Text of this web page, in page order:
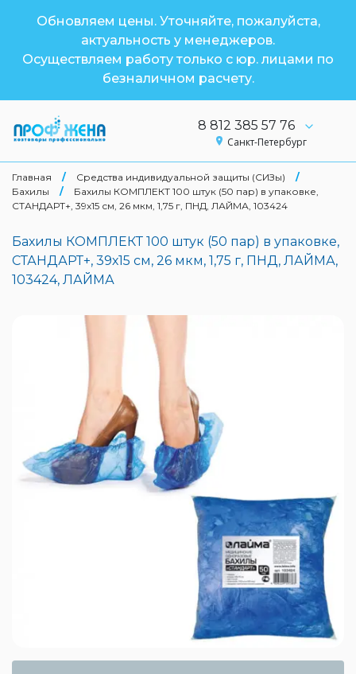
Обновляем цены. Уточняйте, пожалуйста,
актуальность у менеджеров.
Осуществляем работу только с юр. лицами по
безналичном расчету.
8 812 385 57 76
Санкт-Петербург
Главная / Средства индивидуальной защиты (СИЗы)
/
Бахилы
/
Бахилы КОМПЛЕКТ 100 штук (50 пар) в упаковке,
СТАНДАРТ+, 39х15 см, 26 мкм, 1,75 г, ПНД, ЛАЙМА, 103424
Бахилы КОМПЛЕКТ 100 штук (50 пар) в упаковке,
СТАНДАРТ+, 39х15 см, 26 мкм, 1,75 г, ПНД, ЛАЙМА,
103424, ЛАЙМА